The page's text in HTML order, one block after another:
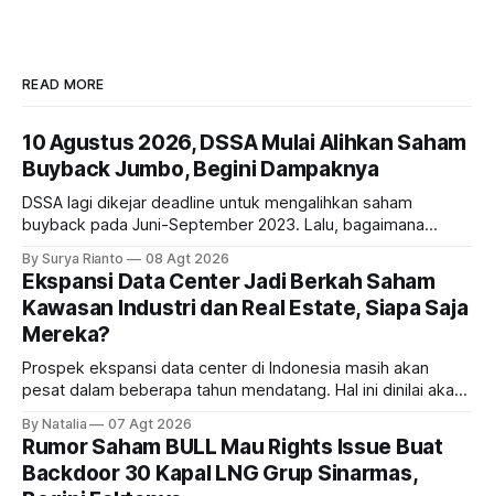
READ MORE
10 Agustus 2026, DSSA Mulai Alihkan Saham
Buyback Jumbo, Begini Dampaknya
DSSA lagi dikejar deadline untuk mengalihkan saham
buyback pada Juni-September 2023. Lalu, bagaimana
By Surya Rianto 08 Agt 2026
Ekspansi Data Center Jadi Berkah Saham
Kawasan Industri dan Real Estate, Siapa Saja
Mereka?
Prospek ekspansi data center di Indonesia masih akan
pesat dalam beberapa tahun mendatang. Hal ini dinilai akan
estate, ada siapa saja mereka?
By Natalia 07 Agt 2026
Rumor Saham BULL Mau Rights Issue Buat
Backdoor 30 Kapal LNG Grup Sinarmas,